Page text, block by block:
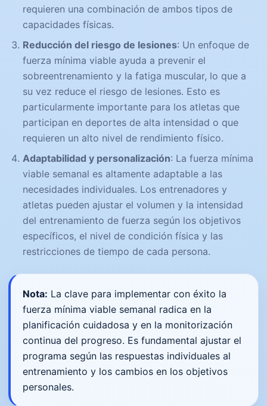
requieren una combinación de ambos tipos de
capacidades físicas.
Reducción del riesgo de lesiones: Un enfoque de
fuerza mínima viable ayuda a prevenir el
sobreentrenamiento y la fatiga muscular, lo que a
su vez reduce el riesgo de lesiones. Esto es
particularmente importante para los atletas que
participan en deportes de alta intensidad o que
requieren un alto nivel de rendimiento físico.
Adaptabilidad y personalización: La fuerza mínima
viable semanal es altamente adaptable a las
necesidades individuales. Los entrenadores y
atletas pueden ajustar el volumen y la intensidad
del entrenamiento de fuerza según los objetivos
específicos, el nivel de condición física y las
restricciones de tiempo de cada persona.
Nota: La clave para implementar con éxito la
fuerza mínima viable semanal radica en la
planificación cuidadosa y en la monitorización
continua del progreso. Es fundamental ajustar el
programa según las respuestas individuales al
entrenamiento y los cambios en los objetivos
personales.